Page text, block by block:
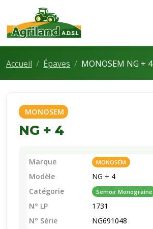
Accueil Épaves MONOSEM NG + 4
MONOSEM
NG + 4
Marque MONOSEM
Modèle
NG + 4
Catégorie
Semoir Monograine
N° LP
1731
N° Série
NG691048